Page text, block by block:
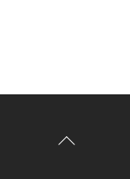
Back